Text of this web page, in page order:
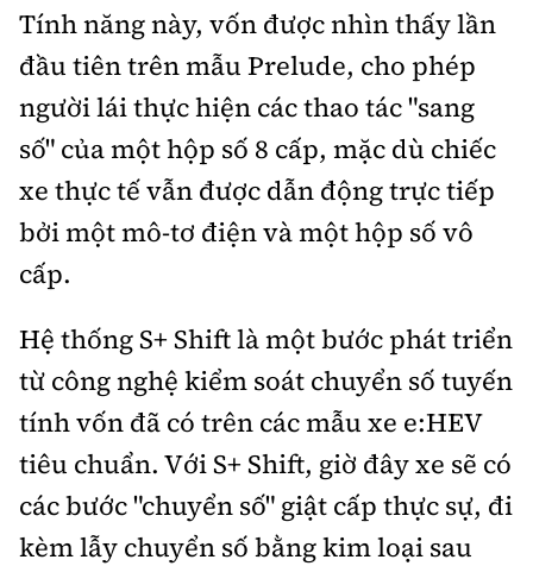
Email:
bandoc@baoxaydung.vn
Thông tin tòa soạn
Tính năng này, vốn được nhìn thấy lần
đầu tiên trên mẫu Prelude, cho phép
người lái thực hiện các thao tác "sang
số" của một hộp số 8 cấp, mặc dù chiếc
xe thực tế vẫn được dẫn động trực tiếp
bởi một mô-tơ điện và một hộp số vô
cấp.
Hệ thống S+ Shift là một bước phát triển
từ công nghệ kiểm soát chuyển số tuyến
tính vốn đã có trên các mẫu xe e:HEV
tiêu chuẩn. Với S+ Shift, giờ đây xe sẽ có
các bước "chuyển số" giật cấp thực sự, đi
kèm lẫy chuyển số bằng kim loại sau